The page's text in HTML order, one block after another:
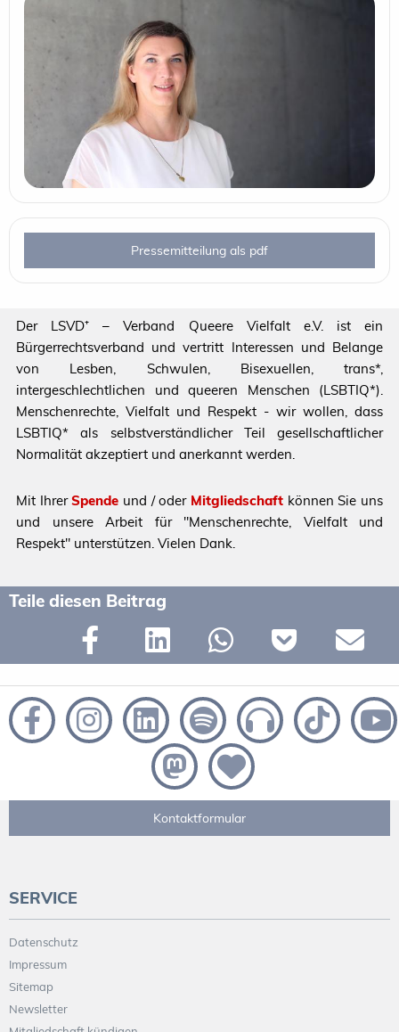
Pressemitteilung als pdf
Der LSVD⁺ – Verband Queere Vielfalt e.V. ist ein
Bürgerrechtsverband und vertritt Interessen und Belange
von Lesben, Schwulen, Bisexuellen, trans*,
intergeschlechtlichen und queeren Menschen (LSBTIQ*).
Menschenrechte, Vielfalt und Respekt - wir wollen, dass
LSBTIQ* als selbstverständlicher Teil gesellschaftlicher
Normalität akzeptiert und anerkannt werden.
Mit IhrerSpende und / oder Mitgliedschaft können Sie uns
und unsere Arbeit für "Menschenrechte, Vielfalt und
Respekt" unterstützen. Vielen Dank.
Teile diesen Beitrag
Kontaktformular
SERVICE
Datenschutz
Impressum
Sitemap
Newsletter